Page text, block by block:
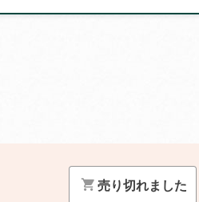
売り切れました